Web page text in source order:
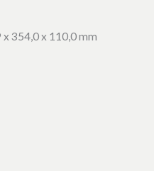
354,0 x 110,0 mm